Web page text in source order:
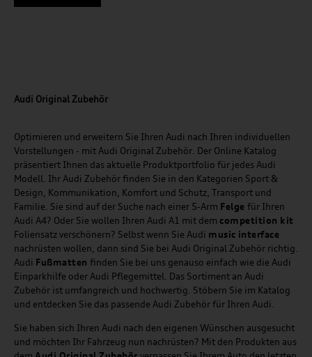
Audi Original Zubehör
Optimieren und erweitern Sie Ihren Audi nach Ihren individuellen
Vorstellungen - mit Audi Original Zubehör. Der Online Katalog
präsentiert Ihnen das aktuelle Produktportfolio für jedes Audi
Modell. Ihr Audi Zubehör finden Sie in den Kategorien Sport &
Design, Kommunikation, Komfort und Schutz, Transport und
Familie. Sie sind auf der Suche nach einer 5-Arm Felge für Ihren
Audi A4? Oder Sie wollen Ihren Audi A1 mit dem competition kit
Foliensatz verschönern? Selbst wenn Sie Audi music interface
nachrüsten wollen, dann sind Sie bei Audi Original Zubehör richtig.
Audi Fußmatten finden Sie bei uns genauso einfach wie die Audi
Einparkhilfe oder Audi Pflegemittel. Das Sortiment an Audi
Zubehör ist umfangreich und hochwertig. Stöbern Sie im Katalog
und entdecken Sie das passende Audi Zubehör für Ihren Audi.
Sie haben sich Ihren Audi nach den eigenen Wünschen ausgesucht
und möchten Ihr Fahrzeug nun nachrüsten? Mit den Produkten aus